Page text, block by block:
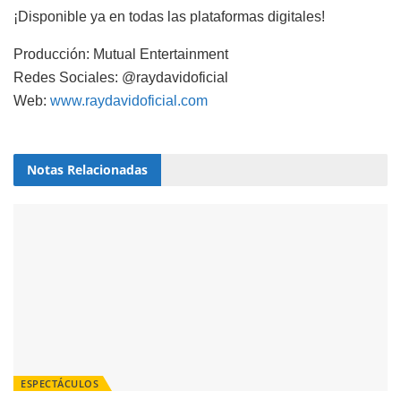
¡Disponible ya en todas las plataformas digitales!
Producción: Mutual Entertainment
Redes Sociales: @raydavidoficial
Web: www.raydavidoficial.com
Notas Relacionadas
ESPECTÁCULOS